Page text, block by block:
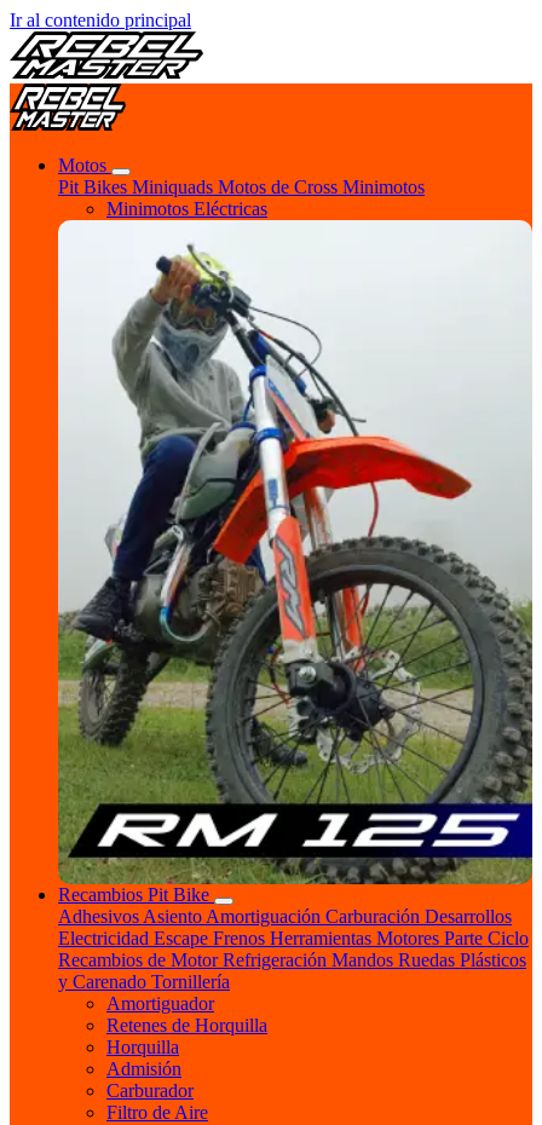
Ir al contenido principal
Motos
Pit Bikes Miniquads Motos de Cross Minimotos
Minimotos Eléctricas
Recambios Pit Bike
Adhesivos Asiento Amortiguación Carburación Desarrollos
Electricidad Escape Frenos Herramientas Motores Parte Ciclo
Recambios de MotorRefrigeración Mandos Ruedas Plásticos
y Carenado Tornillería
Amortiguador
Retenes de Horquilla
Horquilla
Admisión
Carburador
Filtro de Aire